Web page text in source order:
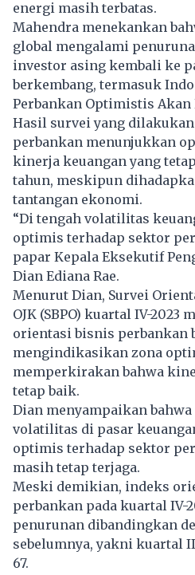
energi masih terbatas.
Mahendra menekankan
global mengalami
investor asing kembali ke
berkembang, termasuk
Perbankan Optimistis
Hasil survei yang
perbankan menunjukkan
kinerja keuangan yang
tahun, meskipun
tantangan ekonomi.
“Di tengah volatilitas
optimis terhadap sektor
papar Kepala Eksekutif
Dian Ediana Rae.
Menurut Dian, Survei
OJK (SBPO) kuartal IV-
orientasi bisnis perbankan
mengindikasikan zona
memperkirakan bahwa
tetap baik.
Dian menyampaikan
volatilitas di pasar
optimis terhadap sektor
masih tetap terjaga.
Meski demikian, indeks
perbankan pada kuartal IV-
penurunan dibandingkan
sebelumnya, yakni kuartal
67.